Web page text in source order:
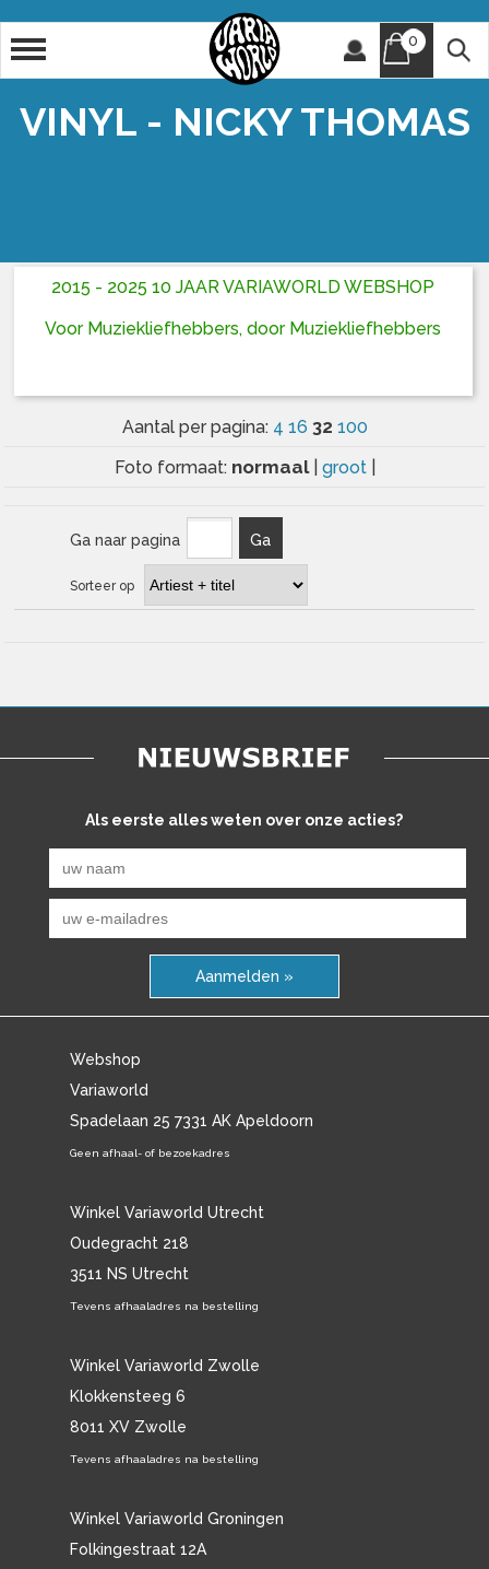
0
VINYL - NICKY THOMAS
2015 - 2025 10 JAAR VARIAWORLD WEBSHOP
Voor Muziekliefhebbers, door Muziekliefhebbers
Aantal per pagina: 4 16 32 100
Foto formaat: normaal groot
Ga naar pagina Ga
Sorteer op
Als eerste alles weten over onze acties?
Aanmelden »
Webshop
Variaworld
Spadelaan 25 7331 AK Apeldoorn
Geen afhaal- of bezoekadres
Winkel Variaworld Utrecht
Oudegracht 218
3511 NS Utrecht
Tevens afhaaladres na bestelling
Winkel Variaworld Zwolle
Klokkensteeg 6
8011 XV Zwolle
Tevens afhaaladres na bestelling
Winkel Variaworld Groningen
Folkingestraat 12A